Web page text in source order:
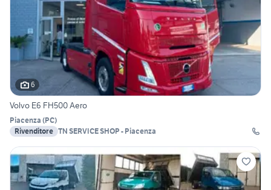
6
Volvo E6 FH500 Aero
Piacenza (PC)
Rivenditore TN SERVICE SHOP - Piacenza